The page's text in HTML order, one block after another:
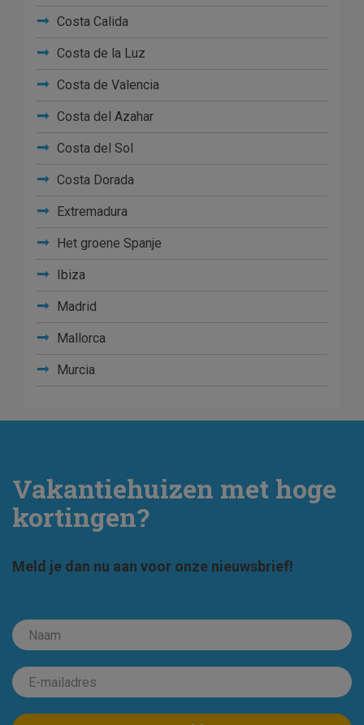
Costa Calida
Costa de la Luz
Costa de Valencia
Costa del Azahar
Costa del Sol
Costa Dorada
Extremadura
Het groene Spanje
Ibiza
Madrid
Mallorca
Murcia
Vakantiehuizen met hoge
kortingen?
Meld je dan nu aan voor onze nieuwsbrief!